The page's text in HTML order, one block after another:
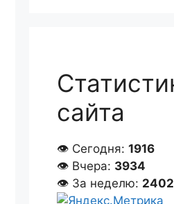
сайта
👁 Сегодня: 1916
👁 Вчера: 3934
👁 За неделю: